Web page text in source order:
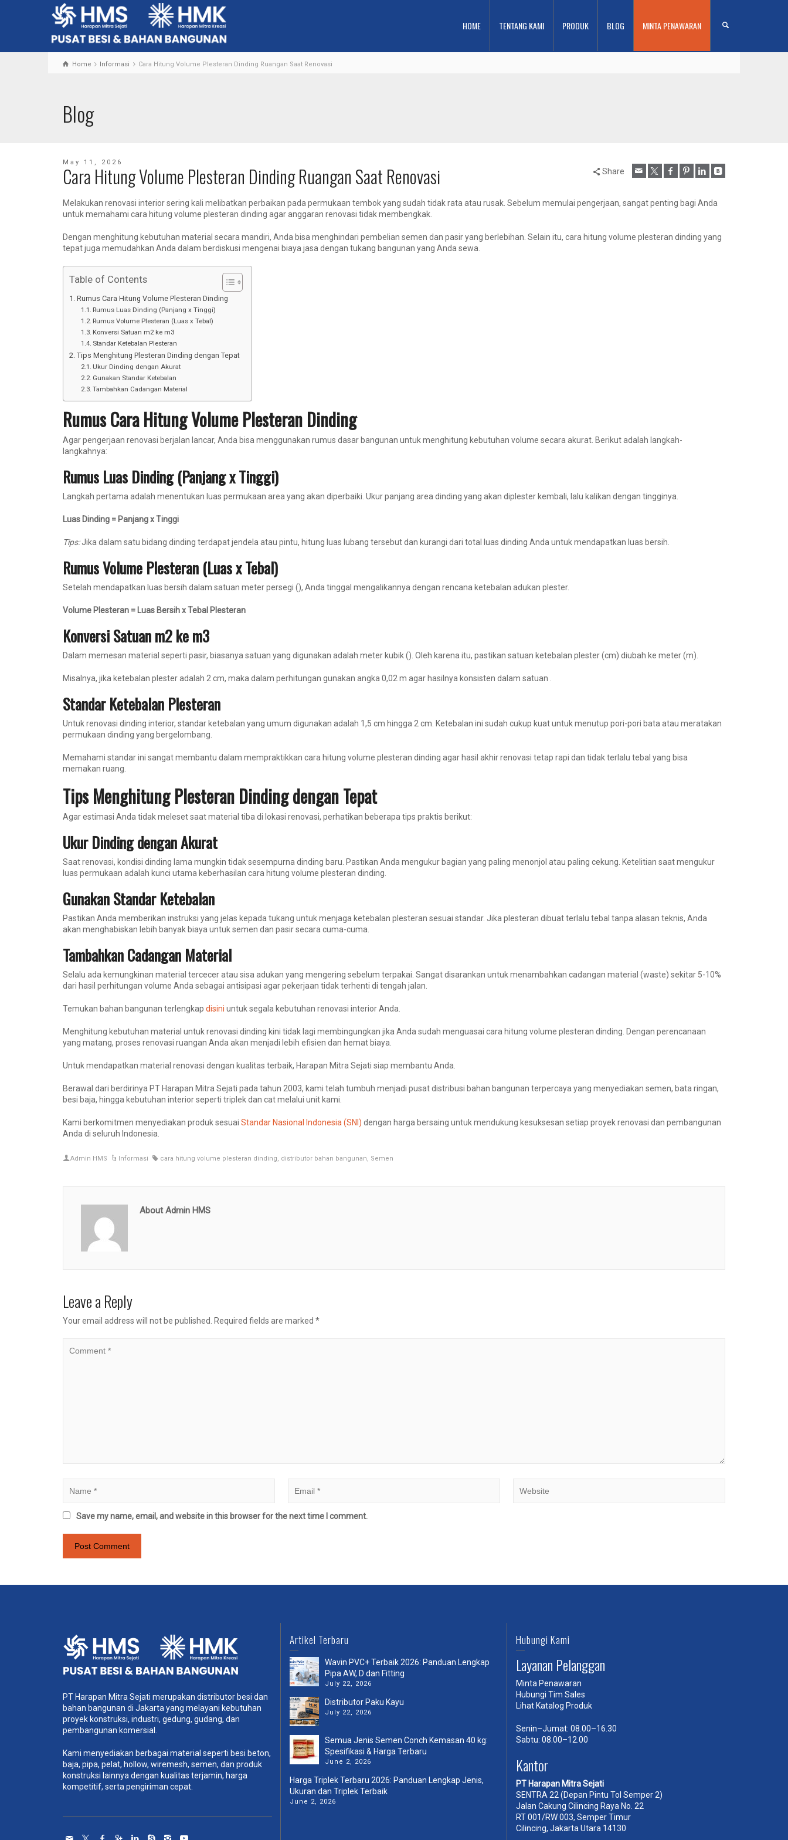
HOME TENTANG KAMI PRODUK BLOG MINTA PENAWARAN
Home Informasi Cara Hitung Volume Plesteran Dinding Ruangan Saat Renovasi
Blog
May 11, 2026
Cara Hitung Volume Plesteran Dinding Ruangan Saat Renovasi Share
Melakukan renovasi interior sering kali melibatkan perbaikan pada permukaan tembok yang sudah tidak rata atau rusak. Sebelum memulai pengerjaan, sangat penting bagi Anda
untuk memahami cara hitung volume plesteran dinding agar anggaran renovasi tidak membengkak.
Dengan menghitung kebutuhan material secara mandiri, Anda bisa menghindari pembelian semen dan pasir yang berlebihan. Selain itu, cara hitung volume plesteran dinding yang
tepat juga memudahkan Anda dalam berdiskusi mengenai biaya jasa dengan tukang bangunan yang Anda sewa.
Table of Contents
Rumus Cara Hitung Volume Plesteran Dinding
Rumus Luas Dinding (Panjang x Tinggi)
Rumus Volume Plesteran (Luas x Tebal)
Konversi Satuan m2 ke m3
Standar Ketebalan Plesteran
Tips Menghitung Plesteran Dinding dengan Tepat
Ukur Dinding dengan Akurat
Gunakan Standar Ketebalan
Tambahkan Cadangan Material
Rumus Cara Hitung Volume Plesteran Dinding
Agar pengerjaan renovasi berjalan lancar, Anda bisa menggunakan rumus dasar bangunan untuk menghitung kebutuhan volume secara akurat. Berikut adalah langkah-
langkahnya:
Rumus Luas Dinding (Panjang x Tinggi)
Langkah pertama adalah menentukan luas permukaan area yang akan diperbaiki. Ukur panjang area dinding yang akan diplester kembali, lalu kalikan dengan tingginya.
Luas Dinding = Panjang x Tinggi
Tips:Jika dalam satu bidang dinding terdapat jendela atau pintu, hitung luas lubang tersebut dan kurangi dari total luas dinding Anda untuk mendapatkan luas bersih.
Rumus Volume Plesteran (Luas x Tebal)
Setelah mendapatkan luas bersih dalam satuan meter persegi (), Anda tinggal mengalikannya dengan rencana ketebalan adukan plester.
Volume Plesteran = Luas Bersih x Tebal Plesteran
Konversi Satuan m2 ke m3
Dalam memesan material seperti pasir, biasanya satuan yang digunakan adalah meter kubik (). Oleh karena itu, pastikan satuan ketebalan plester (cm) diubah ke meter (m).
Misalnya, jika ketebalan plester adalah 2 cm, maka dalam perhitungan gunakan angka 0,02 m agar hasilnya konsisten dalam satuan .
Standar Ketebalan Plesteran
Untuk renovasi dinding interior, standar ketebalan yang umum digunakan adalah 1,5 cm hingga 2 cm. Ketebalan ini sudah cukup kuat untuk menutup pori-pori bata atau meratakan
permukaan dinding yang bergelombang.
Memahami standar ini sangat membantu dalam mempraktikkan cara hitung volume plesteran dinding agar hasil akhir renovasi tetap rapi dan tidak terlalu tebal yang bisa
memakan ruang.
Tips Menghitung Plesteran Dinding dengan Tepat
Agar estimasi Anda tidak meleset saat material tiba di lokasi renovasi, perhatikan beberapa tips praktis berikut:
Ukur Dinding dengan Akurat
Saat renovasi, kondisi dinding lama mungkin tidak sesempurna dinding baru. Pastikan Anda mengukur bagian yang paling menonjol atau paling cekung. Ketelitian saat mengukur
luas permukaan adalah kunci utama keberhasilan cara hitung volume plesteran dinding.
Gunakan Standar Ketebalan
Pastikan Anda memberikan instruksi yang jelas kepada tukang untuk menjaga ketebalan plesteran sesuai standar. Jika plesteran dibuat terlalu tebal tanpa alasan teknis, Anda
akan menghabiskan lebih banyak biaya untuk semen dan pasir secara cuma-cuma.
Tambahkan Cadangan Material
Selalu ada kemungkinan material tercecer atau sisa adukan yang mengering sebelum terpakai. Sangat disarankan untuk menambahkan cadangan material (waste) sekitar 5-10%
dari hasil perhitungan volume Anda sebagai antisipasi agar pekerjaan tidak terhenti di tengah jalan.
Temukan bahan bangunan terlengkap disini untuk segala kebutuhan renovasi interior Anda.
Menghitung kebutuhan material untuk renovasi dinding kini tidak lagi membingungkan jika Anda sudah menguasai cara hitung volume plesteran dinding. Dengan perencanaan
yang matang, proses renovasi ruangan Anda akan menjadi lebih efisien dan hemat biaya.
Untuk mendapatkan material renovasi dengan kualitas terbaik, Harapan Mitra Sejati siap membantu Anda.
Berawal dari berdirinya PT Harapan Mitra Sejati pada tahun 2003, kami telah tumbuh menjadi pusat distribusi bahan bangunan terpercaya yang menyediakan semen, bata ringan,
besi baja, hingga kebutuhan interior seperti triplek dan cat melalui unit kami.
Kami berkomitmen menyediakan produk sesuai Standar Nasional Indonesia (SNI) dengan harga bersaing untuk mendukung kesuksesan setiap proyek renovasi dan pembangunan
Anda di seluruh Indonesia.
Admin HMS Informasi cara hitung volume plesteran dinding, distributor bahan bangunan, Semen
About Admin HMS
Leave a Reply
Your email address will not be published. Required fields are marked *
Save my name, email, and website in this browser for the next time I comment.
PT Harapan Mitra Sejati merupakan distributor besi dan
bahan bangunan di Jakarta yang melayani kebutuhan
proyek konstruksi, industri, gedung, gudang, dan
pembangunan komersial.
Kami menyediakan berbagai material seperti besi beton,
baja, pipa, pelat, hollow, wiremesh, semen, dan produk
konstruksi lainnya dengan kualitas terjamin, harga
kompetitif, serta pengiriman cepat.
Artikel Terbaru
Wavin PVC+ Terbaik 2026: Panduan Lengkap
Pipa AW, D dan Fitting
July 22, 2026
Distributor Paku Kayu
July 22, 2026
Semua Jenis Semen Conch Kemasan 40 kg:
Spesifikasi & Harga Terbaru
June 2, 2026
Harga Triplek Terbaru 2026: Panduan Lengkap Jenis,
Ukuran dan Triplek Terbaik
June 2, 2026
Hubungi Kami
Layanan Pelanggan
Minta Penawaran
Hubungi Tim Sales
Lihat Katalog Produk
Senin–Jumat: 08.00–16.30
Sabtu: 08.00–12.00
Kantor
PT Harapan Mitra Sejati
SENTRA 22 (Depan Pintu Tol Semper 2)
Jalan Cakung Cilincing Raya No. 22
RT 001/RW 003, Semper Timur
Cilincing, Jakarta Utara 14130